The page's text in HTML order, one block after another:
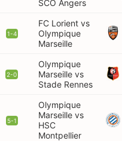
SCO Angers
1-4
FC Lorient vs
Olympique
Marseille
2-0
Olympique
Marseille vs
Stade Rennes
5-1
Olympique
Marseille vs
HSC
Montpellier